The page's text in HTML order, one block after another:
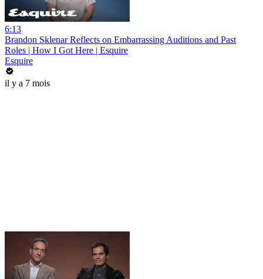
6:13
Brandon Sklenar Reflects on Embarrassing Auditions and Past
Roles | How I Got Here | Esquire
Esquire
il y a 7 mois